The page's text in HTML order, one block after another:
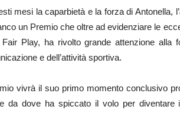
mesi la caparbietà e la forza di Antonella,
un Premio che oltre ad evidenziare le
Play, ha rivolto grande attenzione alla
e dell’attività sportiva.
vivrà il suo primo momento conclusivo
da dove ha spiccato il volo per diventare